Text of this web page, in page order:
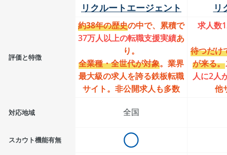
リクルートエージェント リ
評価と特徴
約38年の歴史の中で、累積で
37万人以上の転職支援実績あ
り。
全業種・全世代が対象。業界
最大級の求人を誇る鉄板転職
サイト。非公開求人も多数
求人数
待つだけ
が来る。
人に2人
他
対応地域 全国
スカウト機能有無